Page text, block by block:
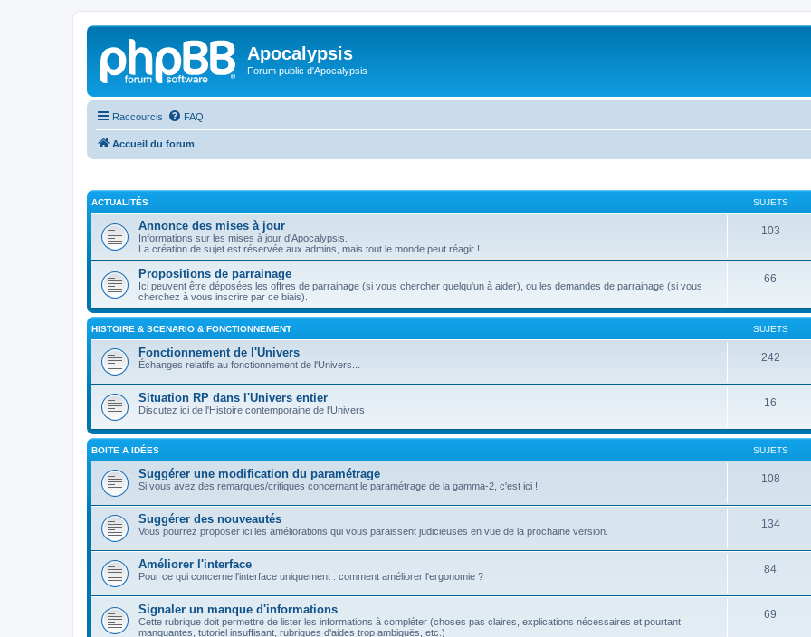
Apocalypsis
Forum public d'Apocalypsis
Raccourcis FAQ
Accueil du forum
ACTUALITÉS SUJETS
Annonce des mises à jour
Informations sur les mises à jour d'Apocalypsis.
La création de sujet est réservée aux admins, mais tout le monde peut réagir !
103
Propositions de parrainage
Ici peuvent être déposées les offres de parrainage (si vous chercher quelqu'un à aider), ou les demandes de parrainage (si vous
cherchez à vous inscrire par ce biais).
66
HISTOIRE & SCENARIO & FONCTIONNEMENT SUJETS
Fonctionnement de l'Univers
Échanges relatifs au fonctionnement de l'Univers...
242
Situation RP dans l'Univers entier
Discutez ici de l'Histoire contemporaine de l'Univers
16
BOITE A IDÉES SUJETS
Suggérer une modification du paramétrage
Si vous avez des remarques/critiques concernant le paramétrage de la gamma-2, c'est ici !
108
Suggérer des nouveautés
Vous pourrez proposer ici les améliorations qui vous paraissent judicieuses en vue de la prochaine version.
134
Améliorer l'interface
Pour ce qui concerne l'interface uniquement : comment améliorer l'ergonomie ?
84
Signaler un manque d'informations
Cette rubrique doit permettre de lister les informations à compléter (choses pas claires, explications nécessaires et pourtant
manquantes, tutoriel insuffisant, rubriques d'aides trop ambiguës, etc.)
69